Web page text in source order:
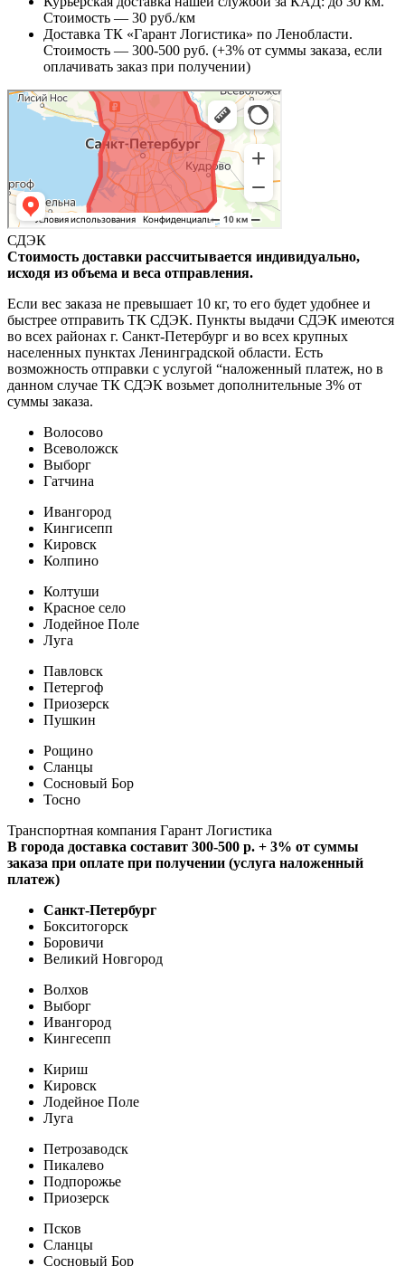
Стоимость — 30 руб./км
Доставка ТК «Гарант Логистика» по Ленобласти.
Стоимость — 300-500 руб. (+3% от суммы заказа, если
оплачивать заказ при получении)
СДЭК
Стоимость доставки рассчитывается индивидуально,
исходя из объема и веса отправления.
Если вес заказа не превышает 10 кг, то его будет удобнее и
быстрее отправить ТК СДЭК. Пункты выдачи СДЭК имеются
во всех районах г. Санкт-Петербург и во всех крупных
населенных пунктах Ленинградской области. Есть
возможность отправки с услугой “наложенный платеж, но в
данном случае ТК СДЭК возьмет дополнительные 3% от
суммы заказа.
Волосово
Всеволожск
Выборг
Гатчина
Ивангород
Кингисепп
Кировск
Колпино
Колтуши
Красное село
Лодейное Поле
Луга
Павловск
Петергоф
Приозерск
Пушкин
Рощино
Сланцы
Сосновый Бор
Тосно
Транспортная компания Гарант Логистика
В города доставка составит 300-500 р. + 3% от суммы
заказа при оплате при получении (услуга наложенный
платеж)
Санкт-Петербург
Бокситогорск
Боровичи
Великий Новгород
Волхов
Выборг
Ивангород
Кингесепп
Кириш
Кировск
Лодейное Поле
Луга
Петрозаводск
Пикалево
Подпорожье
Приозерск
Псков
Сланцы
Сосновый Бор